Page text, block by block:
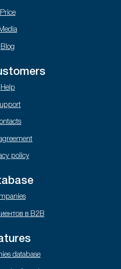
Price
Media
Blog
Help
policy
в B2B
database